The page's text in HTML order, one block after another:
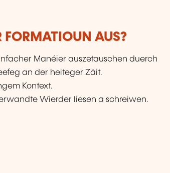
AUS?
Manéier auszetauschen duerch
an der heiteger Zäit.
Kontext.
Wierder liesen a schreiwen.